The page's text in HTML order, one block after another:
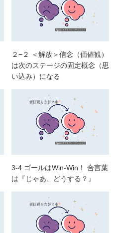
２−２ ＜解放＞信念（価値観）
は次のステージの固定概念（思
い込み）になる
3-4 ゴールはWin-Win！ 合言葉
は『じゃあ、どうする？』